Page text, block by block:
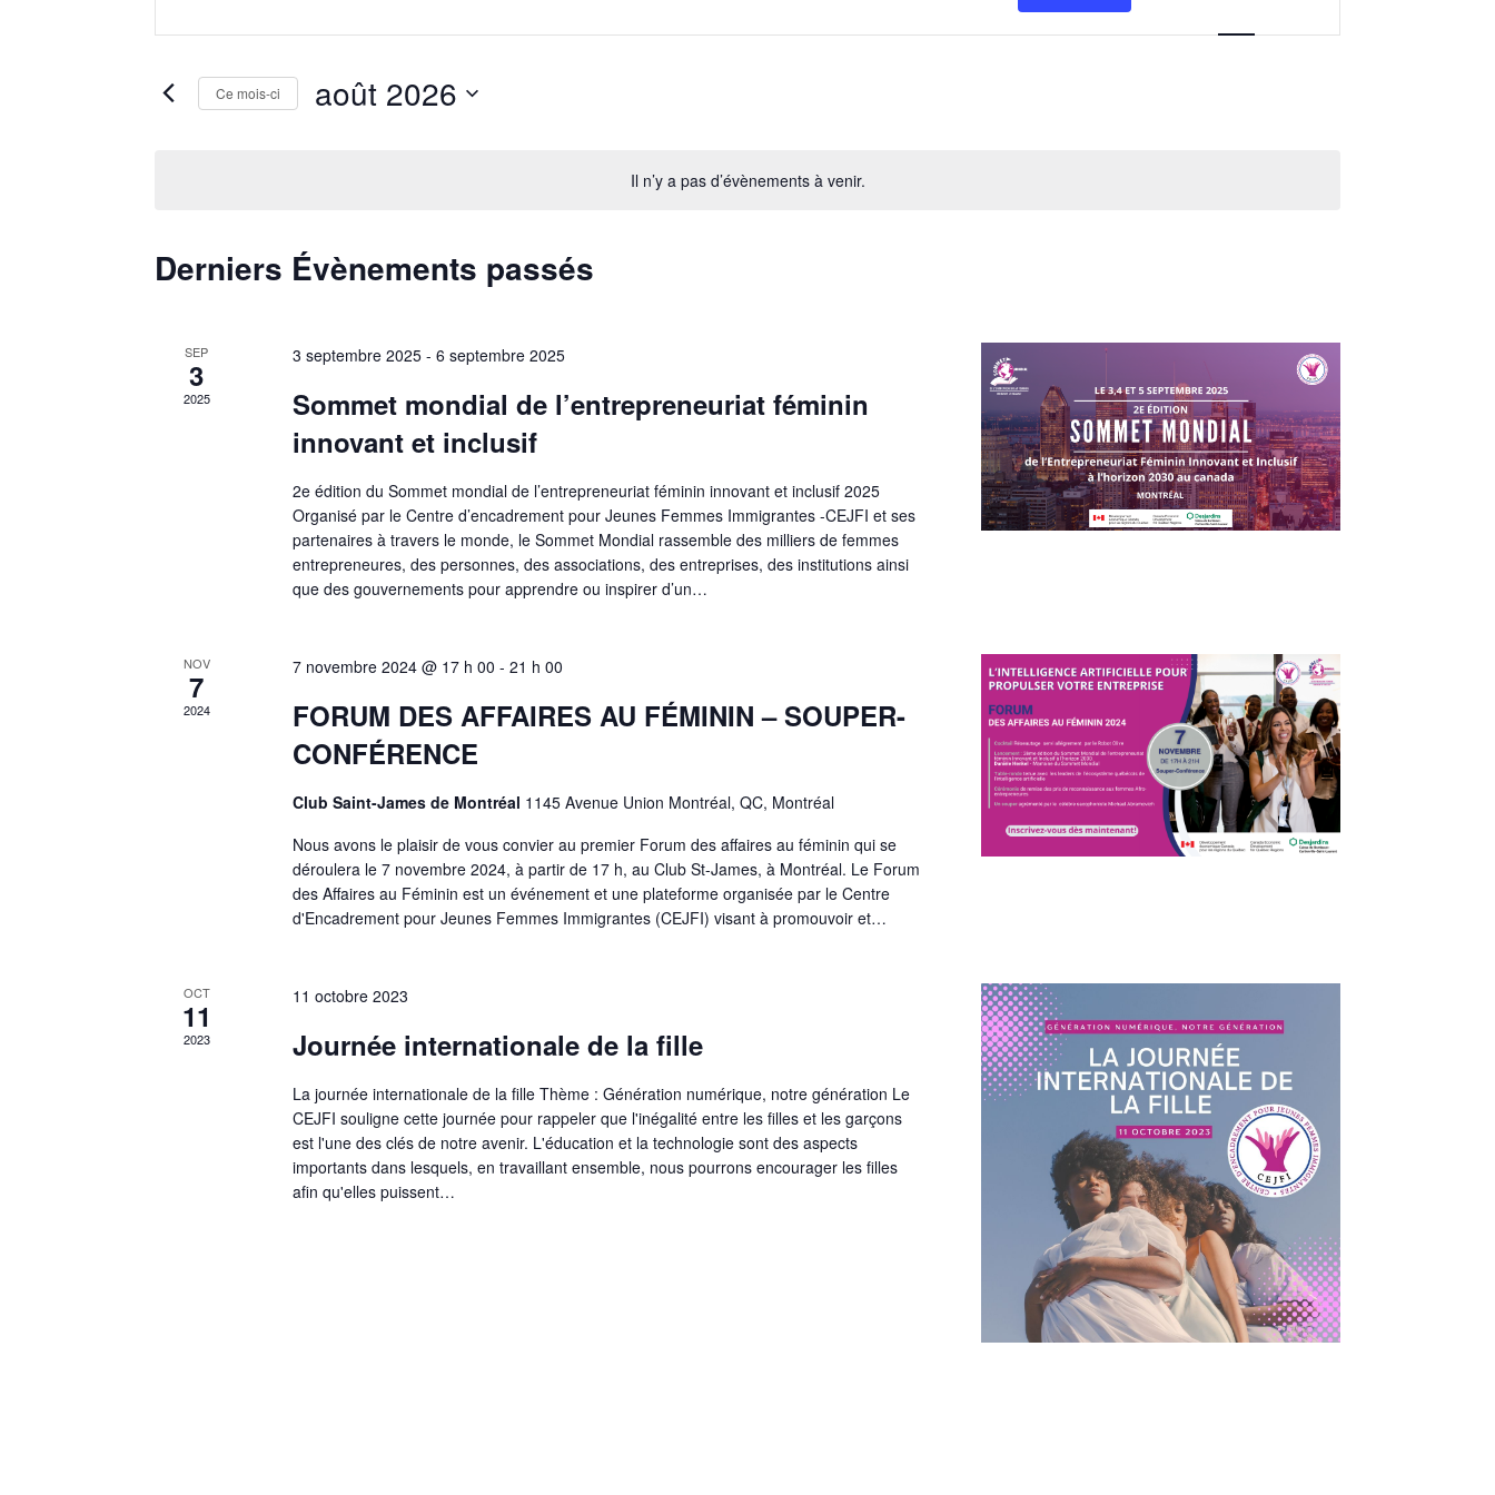
Il n’y a pas d’évènements à venir.
et
navigation
Évènements
clé.
Évènements
vues
Ce mois-ci août 2026
Calendrier
Évènements
Derniers Évènements passés
SEP
3
2025
3 septembre 2025- 6 septembre 2025
Sommet mondial de l’entrepreneuriat féminin
innovant et inclusif
2e édition du Sommet mondial de l’entrepreneuriat féminin innovant et inclusif 2025
Organisé par le Centre d’encadrement pour Jeunes Femmes Immigrantes -CEJFI et ses
partenaires à travers le monde, le Sommet Mondial rassemble des milliers de femmes
entrepreneures, des personnes, des associations, des entreprises, des institutions ainsi
que des gouvernements pour apprendre ou inspirer d’un…
NOV
7
2024
7 novembre 2024 @ 17 h 00 - 21 h 00
FORUM DES AFFAIRES AU FÉMININ – SOUPER-
CONFÉRENCE
Club Saint-James de Montréal 1145 Avenue Union Montréal, QC, Montréal
Nous avons le plaisir de vous convier au premier Forum des affaires au féminin qui se
déroulera le 7 novembre 2024, à partir de 17 h, au Club St-James, à Montréal. Le Forum
des Affaires au Féminin est un événement et une plateforme organisée par le Centre
d'Encadrement pour Jeunes Femmes Immigrantes (CEJFI) visant à promouvoir et…
OCT
11
2023
11 octobre 2023
Journée internationale de la fille
La journée internationale de la fille Thème : Génération numérique, notre génération Le
CEJFI souligne cette journée pour rappeler que l'inégalité entre les filles et les garçons
est l'une des clés de notre avenir. L'éducation et la technologie sont des aspects
importants dans lesquels, en travaillant ensemble, nous pourrons encourager les filles
afin qu'elles puissent…